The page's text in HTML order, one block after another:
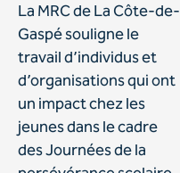
La MRC de La Côte-de-
Gaspé souligne le
travail d’individus et
d’organisations qui ont
un impact chez les
jeunes dans le cadre
des Journées de la